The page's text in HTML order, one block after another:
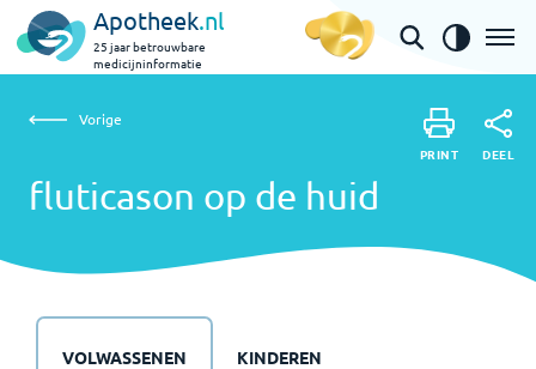
Apotheek.nl
25 jaar betrouwbare
medicijninformatie
fluticason op de huid
Vorige
fluticason op de huid
PRINT DEEL
VOLWASSENEN KINDEREN